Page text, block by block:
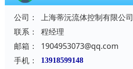
公司：
上海蒂沅流体控制有限公司
联系：
程经理
邮箱：
1904953073@qq.com
手机：
13918599148